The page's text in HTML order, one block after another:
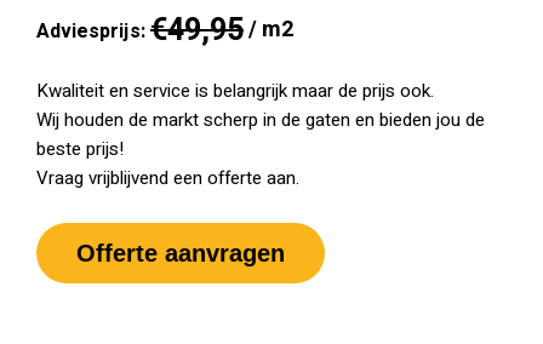
Adviesprijs:€49,95/ m2
Kwaliteit en service is belangrijk maar de prijs ook.
Wij houden de markt scherp in de gaten en bieden jou de
beste prijs!
Vraag vrijblijvend een offerte aan.
Offerte aanvragen